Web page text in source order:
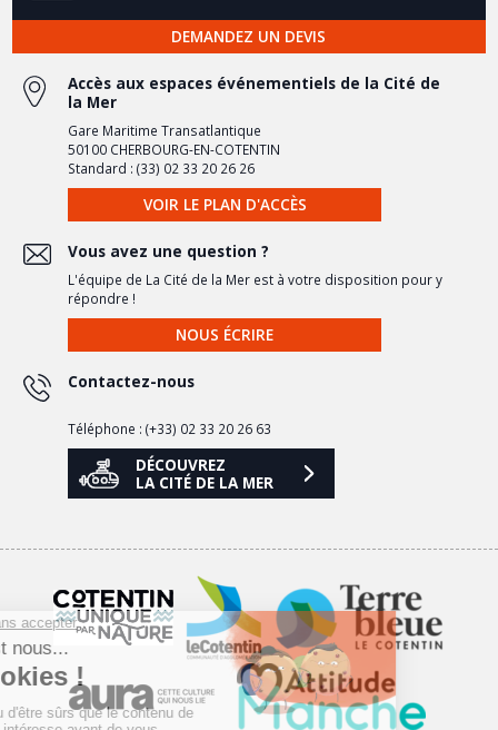
DEMANDEZ UN DEVIS
Accès aux espaces événementiels de la Cité de
la Mer
Gare Maritime Transatlantique
50100 CHERBOURG-EN-COTENTIN
Standard : (33) 02 33 20 26 26
VOIR LE PLAN D'ACCÈS
Vous avez une question ?
L'équipe de La Cité de la Mer est à votre disposition pour y
répondre !
NOUS ÉCRIRE
Contactez-nous
Téléphone : (+33) 02 33 20 26 63
DÉCOUVREZ
LA CITÉ DE LA MER